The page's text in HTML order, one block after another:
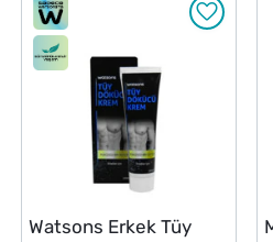
Watsons Erkek Tüy